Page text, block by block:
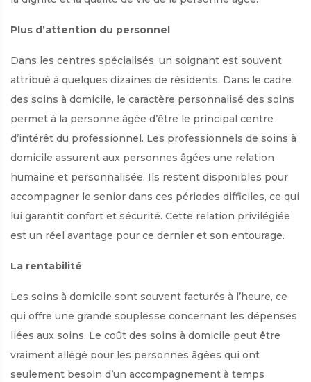
Plus d’attention du personnel
Dans les centres spécialisés, un soignant est souvent
attribué à quelques dizaines de résidents. Dans le cadre
des soins à domicile, le caractère personnalisé des soins
permet à la personne âgée d’être le principal centre
d’intérêt du professionnel. Les professionnels de soins à
domicile assurent aux personnes âgées une relation
humaine et personnalisée. Ils restent disponibles pour
accompagner le senior dans ces périodes difficiles, ce qui
lui garantit confort et sécurité. Cette relation privilégiée
est un réel avantage pour ce dernier et son entourage.
La rentabilité
Les soins à domicile sont souvent facturés à l’heure, ce
qui offre une grande souplesse concernant les dépenses
liées aux soins. Le coût des soins à domicile peut être
vraiment allégé pour les personnes âgées qui ont
seulement besoin d’un accompagnement à temps